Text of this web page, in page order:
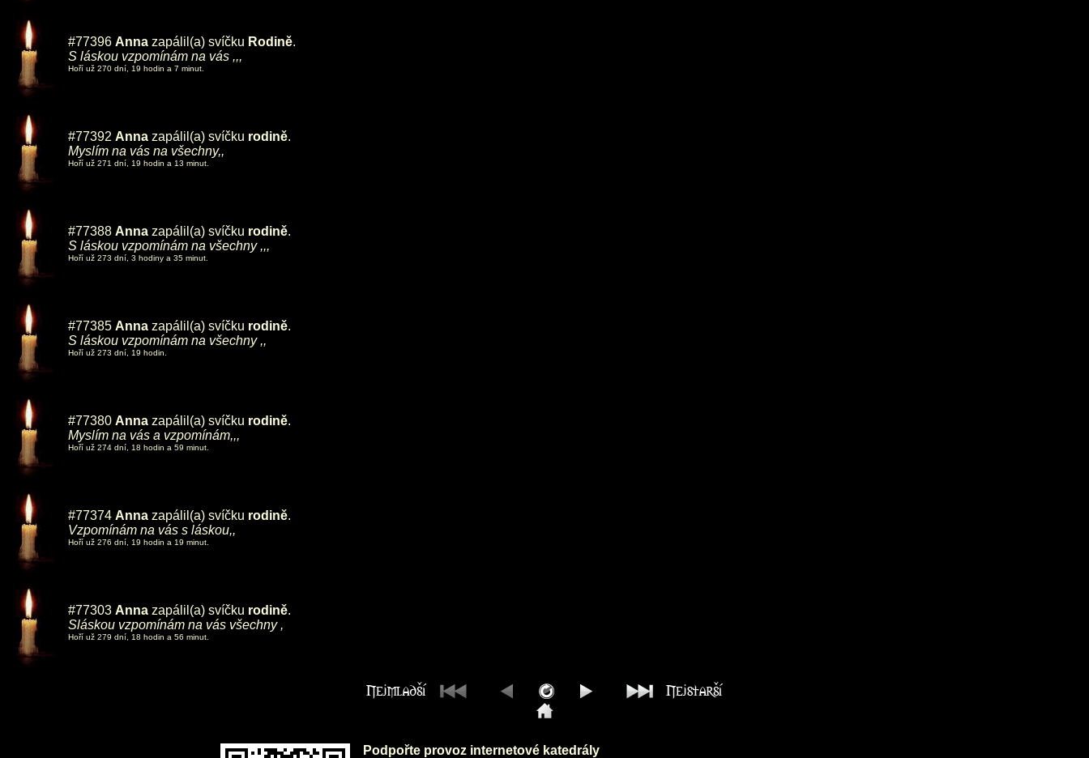
#77396 Anna zapálil(a) svíčku Rodině.
S láskou vzpomínám na vás ,,,
Hoří už 270 dní, 19 hodin a 7 minut.
#77392 Anna zapálil(a) svíčku rodině.
Myslím na vás na všechny,,
Hoří už 271 dní, 19 hodin a 13 minut.
#77388 Anna zapálil(a) svíčku rodině.
S láskou vzpomínám na všechny ,,,
Hoří už 273 dní, 3 hodiny a 35 minut.
#77385 Anna zapálil(a) svíčku rodině.
S láskou vzpomínám na všechny ,,
Hoří už 273 dní, 19 hodin.
#77380 Anna zapálil(a) svíčku rodině.
Myslím na vás a vzpomínám,,,
Hoří už 274 dní, 18 hodin a 59 minut.
#77374 Anna zapálil(a) svíčku rodině.
Vzpomínám na vás s láskou,,
Hoří už 276 dní, 19 hodin a 19 minut.
#77303 Anna zapálil(a) svíčku rodině.
Sláskou vzpomínám na vás všechny ,
Hoří už 279 dní, 18 hodin a 56 minut.
Podpořte provoz internetové katedrály